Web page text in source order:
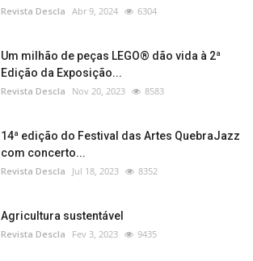
Revista Descla Abr 9, 2024 6304
Um milhão de peças LEGO® dão vida à 2ª
Edição da Exposição...
Revista Descla Nov 20, 2023 8583
14ª edição do Festival das Artes QuebraJazz
com concerto...
Revista Descla Jul 18, 2023 8352
Agricultura sustentável
Revista Descla Fev 3, 2023 9435